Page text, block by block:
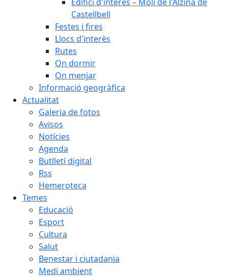
Castellbell
Festes i fires
Llocs d'interès
Rutes
On dormir
On menjar
Informació geogràfica
Actualitat
Galeria de fotos
Avisos
Notícies
Agenda
Butlletí digital
Rss
Hemeroteca
Temes
Educació
Esport
Cultura
Salut
Benestar i ciutadania
Medi ambient